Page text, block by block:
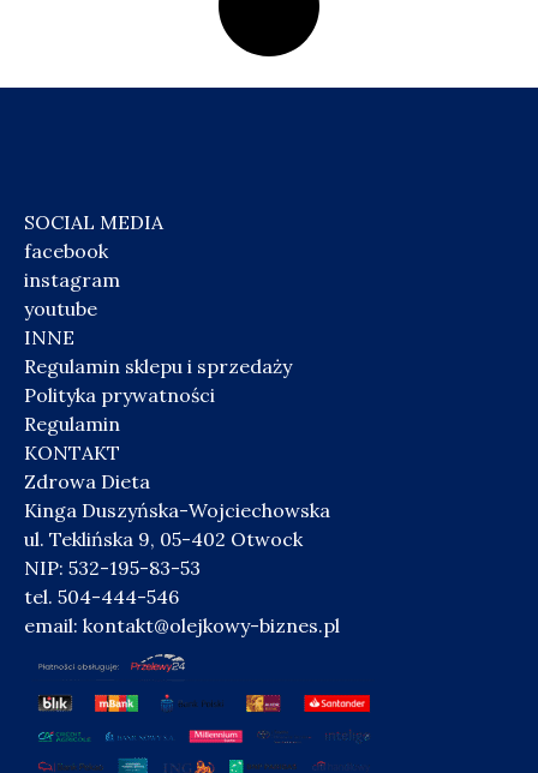
SOCIAL MEDIA
facebook
instagram
youtube
INNE
Regulamin sklepu i sprzedaży
Polityka prywatności
Regulamin
KONTAKT
Zdrowa Dieta
Kinga Duszyńska-Wojciechowska
ul. Teklińska 9, 05-402 Otwock
NIP: 532-195-83-53
tel. 504-444-546
email: kontakt@olejkowy-biznes.pl